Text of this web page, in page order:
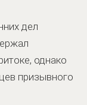
дел
однако
призывного